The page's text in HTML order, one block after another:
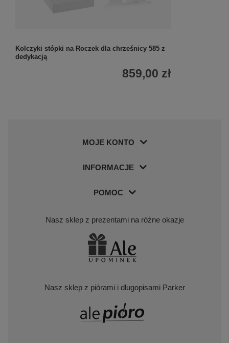
Kolczyki stópki na Roczek dla chrześnicy 585 z
dedykacją
859,00 zł
MOJE KONTO
INFORMACJE
POMOC
Nasz sklep z prezentami na różne okazje
Nasz sklep z piórami i długopisami Parker